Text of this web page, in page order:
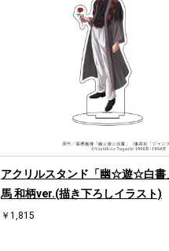
アクリルスタンド「幽☆遊☆白書
馬 和柄ver.(描き下ろしイラスト)
￥1,815